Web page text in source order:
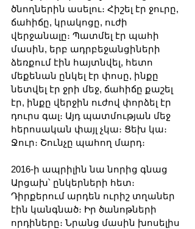
ծնողներին ասելու։ Հիշել էր ջուրը,
ճահիճը, կրակոցը, ուժի
վերջանալը։ Պատմել էր պահի
մասին, երբ ադրբեջանցիների
ձեռքում էին հայտնվել, հետո
մեքենան ընկել էր փոսը, ինքը
նետվել էր ջրի մեջ, ճահիճը քաշել
էր, ինքը վերջին ուժով փորձել էր
դուրս գալ։ Այդ պատմության մեջ
հերոսական փայլ չկա։ Ցեխ կա։
Ջուր։ Շունչը պահող մարդ։
2016-ի ապրիլին նա նորից գնաց
Արցախ՝ ընկերների հետ։
Դիրքերում արդեն ուրիշ տղաներ
էին կանգնած։ Իր ծանոթների
որդիները։ Նրանց մասին խոսելիս